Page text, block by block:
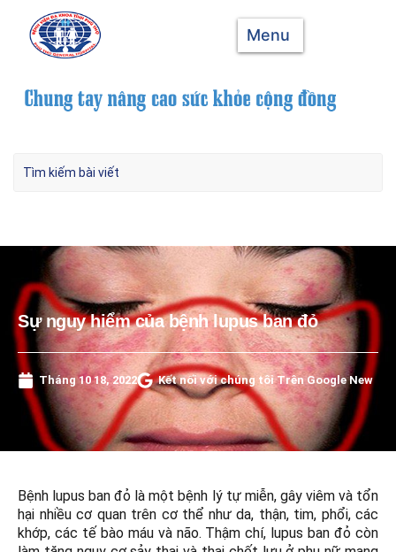
Menu
Sự nguy hiểm của bệnh lupus ban đỏ
Tháng 10 18, 2022 Kết nối với chúng tôi Trên Google New
Bệnh lupus ban đỏ là một bệnh lý tự miễn, gây viêm và tổn
hại nhiều cơ quan trên cơ thể như da, thận, tim, phổi, các
khớp, các tế bào máu và não. Thậm chí, lupus ban đỏ còn